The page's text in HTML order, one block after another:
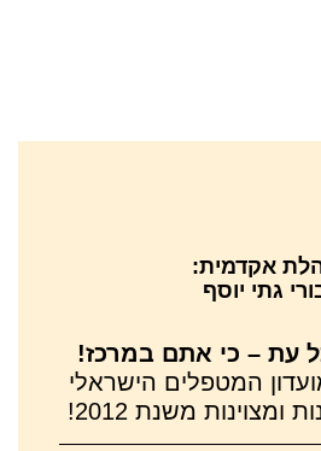
אקדמית:
גתי יוסף
עת – כי אתם במרכז!
המטפלים הישראלי
משנת 2012!